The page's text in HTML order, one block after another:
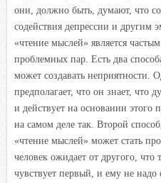
они, должно быть, думают, что
содействия депрессии и другим
«чтение мыслей» является
проблемных пар. Есть два
может создавать
предполагает, что он знает, что
и действует на основании
на самом деле так. Второй
«чтение мыслей» может стать
человек ожидает от другого, что
чувствует первый, и ему не